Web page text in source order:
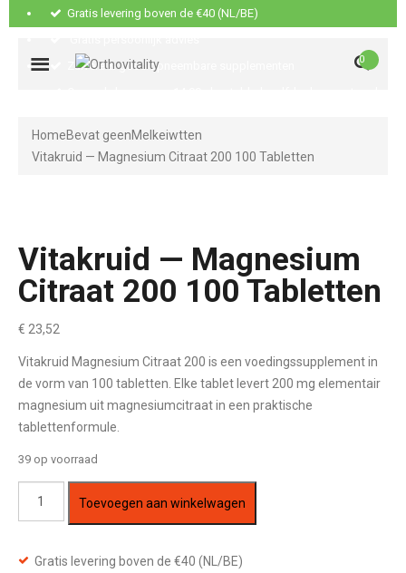
Gratis levering boven de €40 (NL/BE)
Zuivere & goed opneembare supplementen
0
HomeBevat geenMelkeiwtten
Vitakruid — Magnesium Citraat 200 100 Tabletten
Vitakruid — Magnesium
Citraat 200 100 Tabletten
€ 23,52
Vitakruid Magnesium Citraat 200 is een voedingssupplement in
de vorm van 100 tabletten. Elke tablet levert 200 mg elementair
magnesium uit magnesiumcitraat in een praktische
tablettenformule.
39 op voorraad
Citraat
Toevoegen aan winkelwagen
Gratis levering boven de €40 (NL/BE)